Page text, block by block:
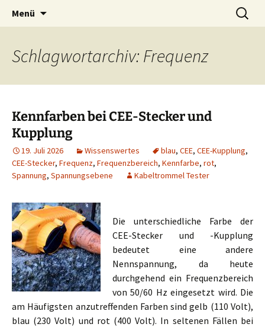
Menü
Suchen
nach:
Schlagwortarchiv: Frequenz
Kennfarben bei CEE-Stecker und
Kupplung
19. Juli 2026 Wissenswertes blau, CEE, CEE-Kupplung,
CEE-Stecker, Frequenz, Frequenzbereich, Kennfarbe, rot,
Spannung, Spannungsebene Kabeltrommel Tester
Die unterschiedliche Farbe der
CEE-Stecker und -Kupplung
bedeutet eine andere
Nennspannung, da heute
durchgehend ein Frequenzbereich
von 50/60 Hz eingesetzt wird. Die
am Häufigsten anzutreffenden Farben sind gelb (110 Volt),
blau (230 Volt) und rot (400 Volt). In seltenen Fällen bei